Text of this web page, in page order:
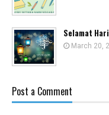
Selamat
March 20,
Post a Comment